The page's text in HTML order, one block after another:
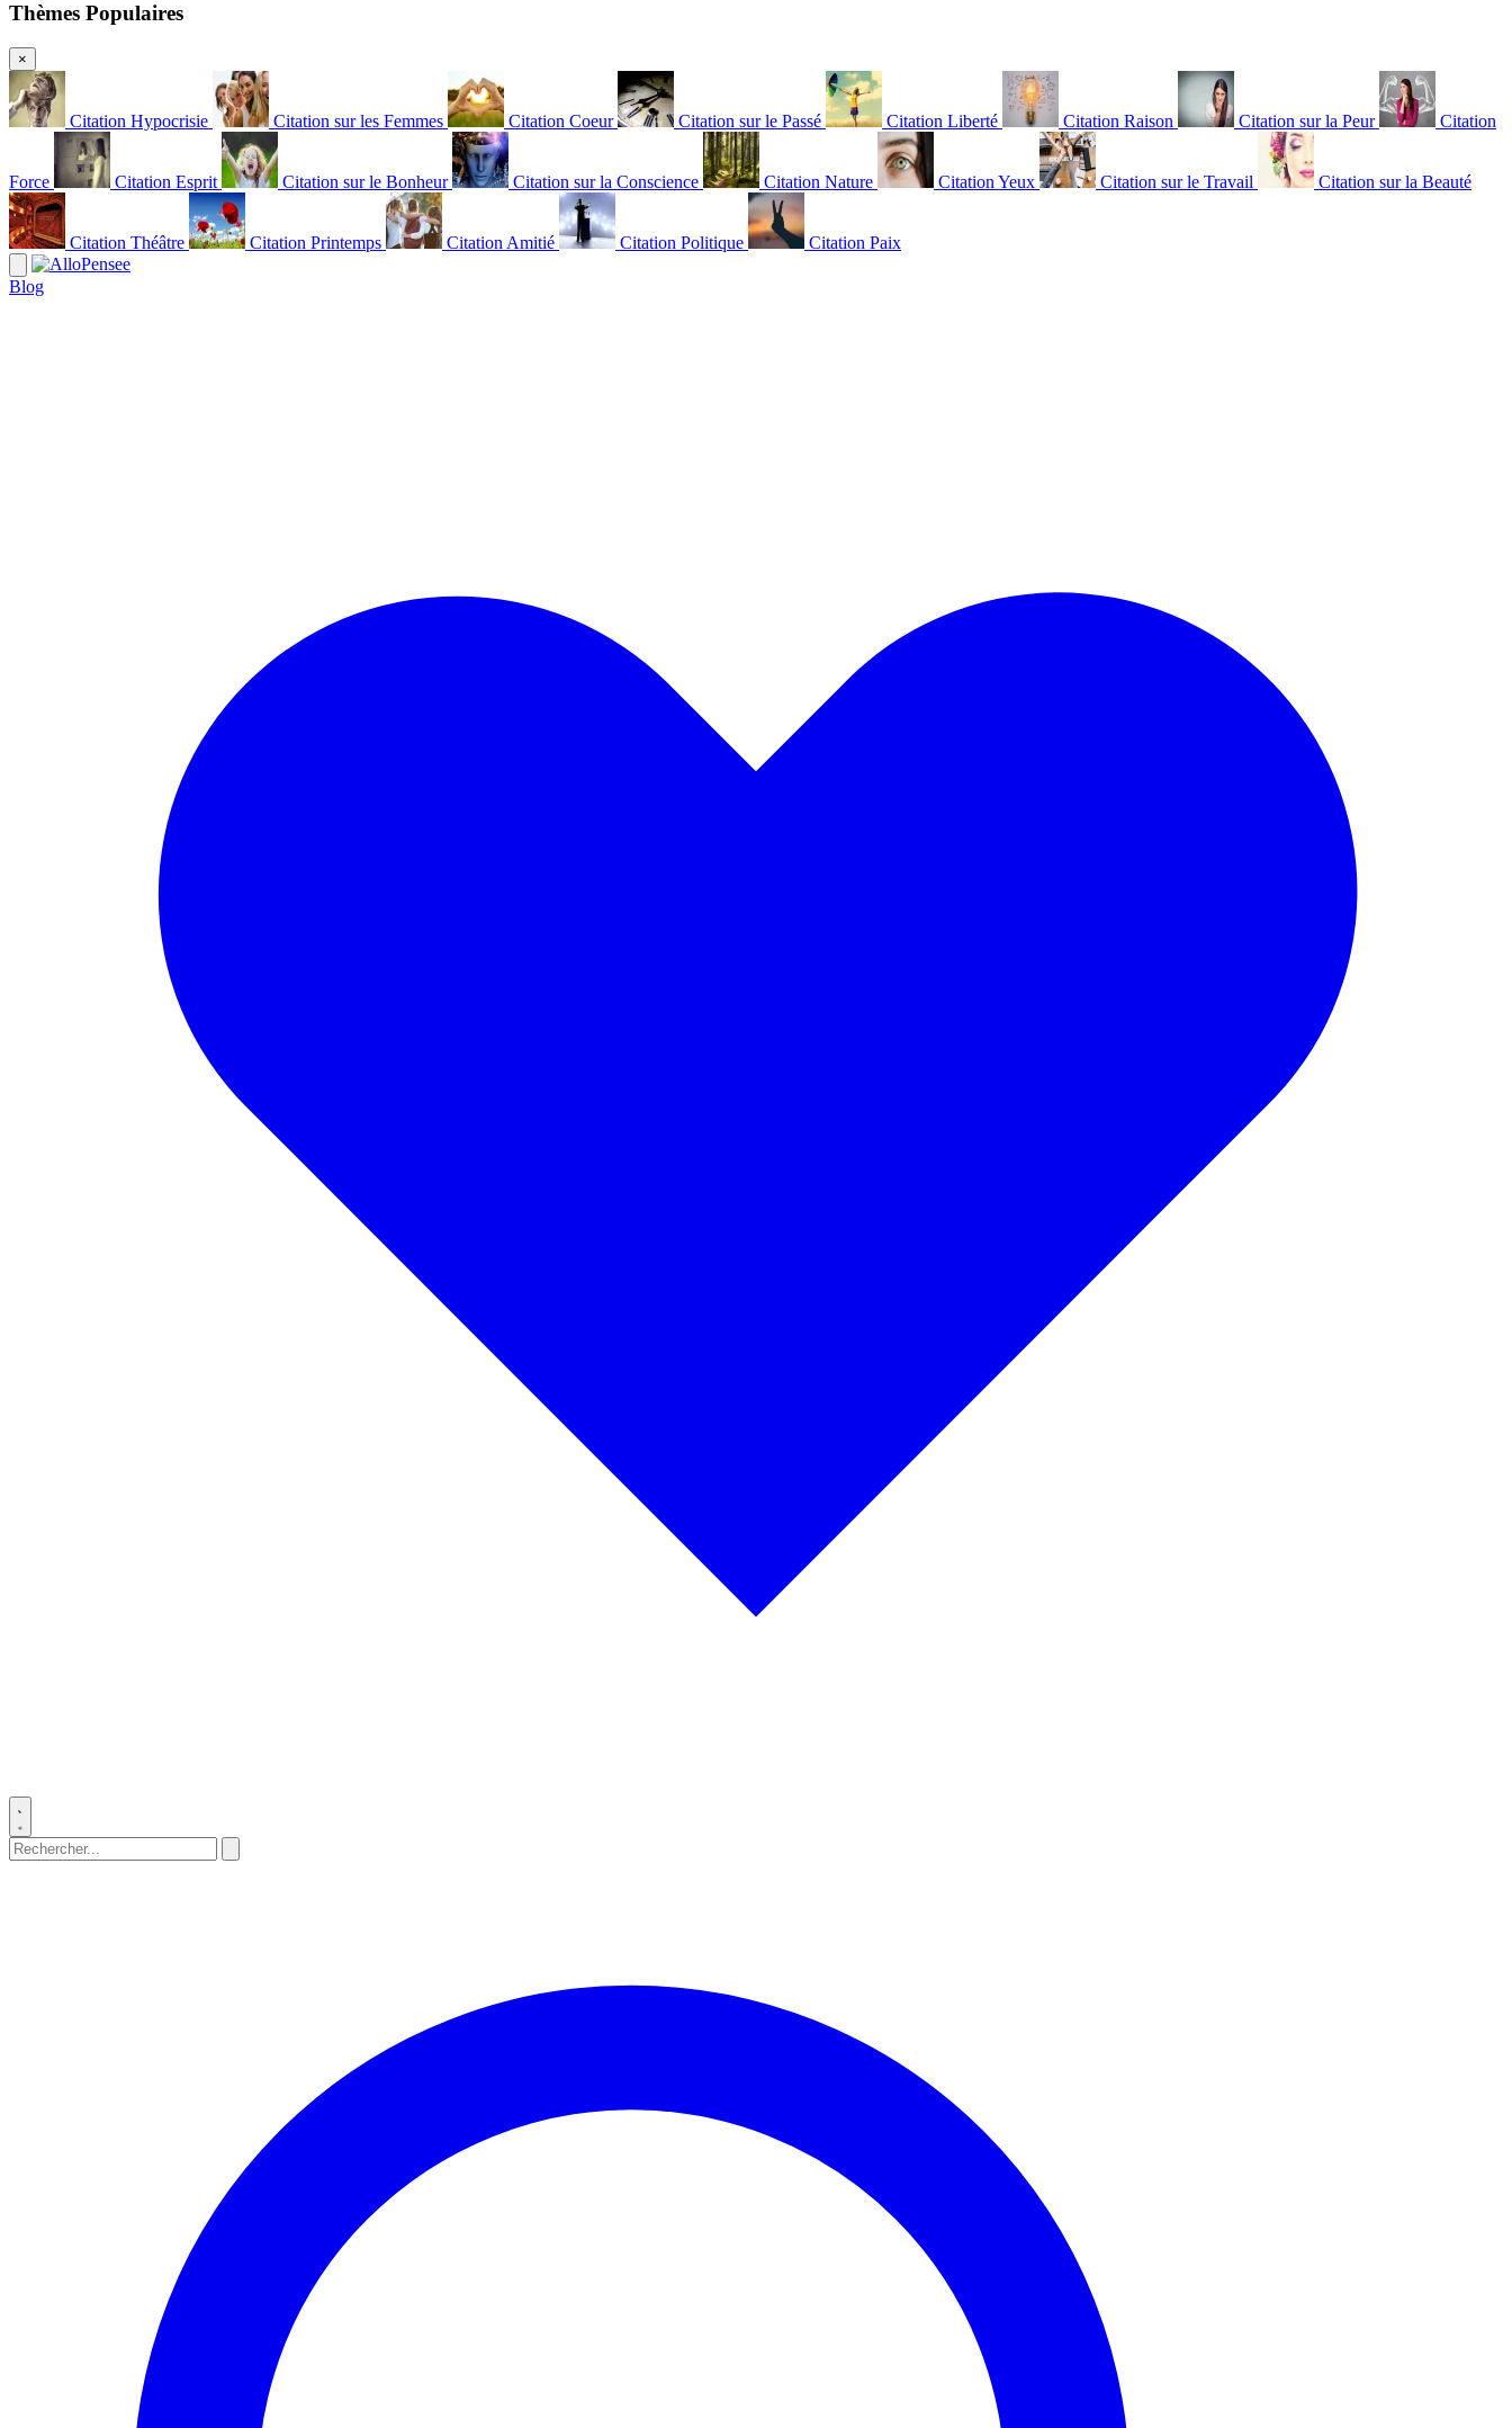
Thèmes Populaires
×
Citation Hypocrisie Citation sur les Femmes Citation Coeur Citation sur le Passé Citation Liberté Citation Raison Citation sur la Peur Citation
Force Citation Esprit Citation sur le Bonheur Citation sur la Conscience Citation Nature Citation Yeux Citation sur le Travail Citation sur la Beauté
Citation Théâtre Citation Printemps Citation Amitié Citation Politique Citation Paix
Blog